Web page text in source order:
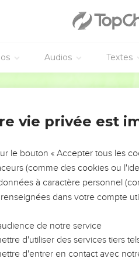
Audios Textes
: Maintenant le royaume
à Roboam, roi de Juda, ils me
le roi fit deux veaux d’or et
t’ont fait monter du pays
de péché. Le peuple alla devant
maison de hauts lieux et des
au huitième mois, le
C’est ainsi qu’il agit à Béthel,
hauts lieux qu’il avait établis.
est condamné
avait fait à Béthel, le quinzième
vie privée est
le bouton « Accepter tous les
(comme des cookies ou
à caractère personnel
dans votre compte
de notre service
d'utiliser des services tiers
d'entrer en contact avec